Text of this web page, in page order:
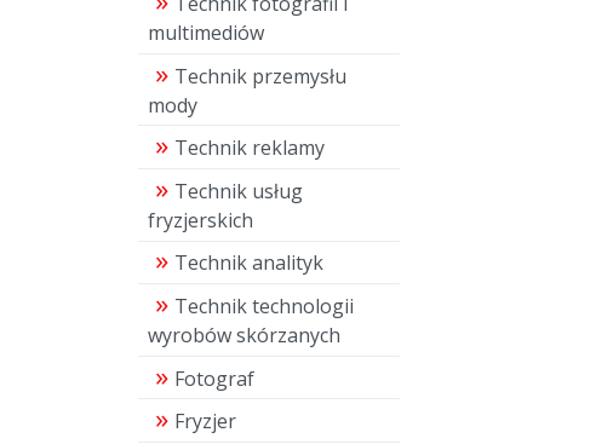
multimediów
Technik przemysłu
mody
Technik reklamy
Technik usług
fryzjerskich
Technik analityk
Technik technologii
wyrobów skórzanych
Fotograf
Fryzjer